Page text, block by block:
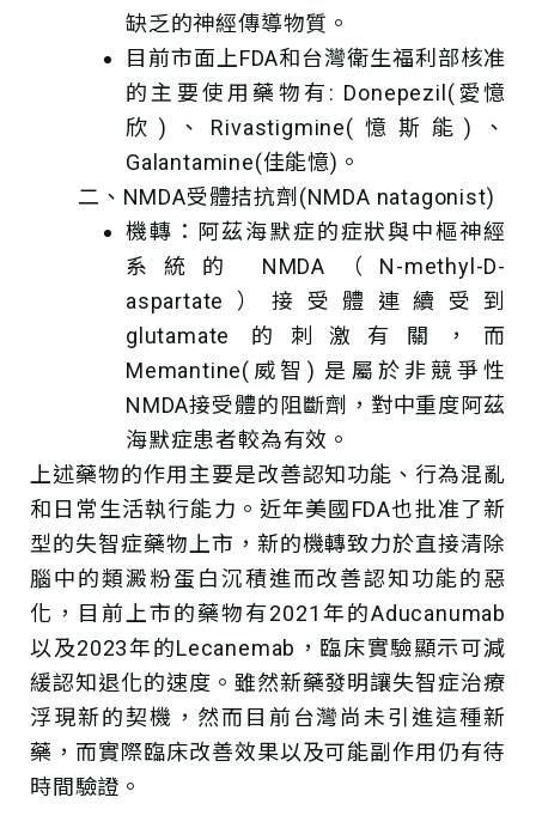
缺乏的神經傳導物質。
目前市面上FDA和台灣衛生福利部核准
的主要使用藥物有: Donepezil(愛憶
欣)、Rivastigmine(憶斯能)、
Galantamine(佳能憶)。
二、NMDA受體拮抗劑(NMDA natagonist)
機轉：阿茲海默症的症狀與中樞神經
系統的 NMDA（N-methyl-D-
aspartate）接受體連續受到
glutamate 的刺激有關，而
Memantine(威智) 是屬於非競爭性
NMDA接受體的阻斷劑，對中重度阿茲
海默症患者較為有效。
上述藥物的作用主要是改善認知功能、行為混亂
和日常生活執行能力。近年美國FDA也批准了新
型的失智症藥物上市，新的機轉致力於直接清除
腦中的類澱粉蛋白沉積進而改善認知功能的惡
化，目前上市的藥物有2021年的Aducanumab
以及2023年的Lecanemab，臨床實驗顯示可減
緩認知退化的速度。雖然新藥發明讓失智症治療
浮現新的契機，然而目前台灣尚未引進這種新
藥，而實際臨床改善效果以及可能副作用仍有待
時間驗證。